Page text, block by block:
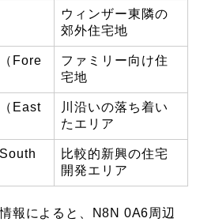
ウィンザー東隣の
郊外住宅地
Fore
ファミリー向け住
宅地
East
川沿いの落ち着い
たエリア
比較的新興の住宅
開発エリア
報によると、N8N 0A6周辺